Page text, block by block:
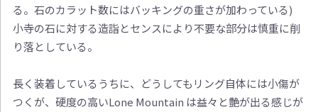
る。石のカラット数にはバッキングの重さが加わっている)
小寺の石に対する造詣とセンスにより不要な部分は慎重に削
り落としている。
長く装着しているうちに、どうしてもリング自体には小傷が
つくが、硬度の高いLone Mountain は益々と艶が出る感じが